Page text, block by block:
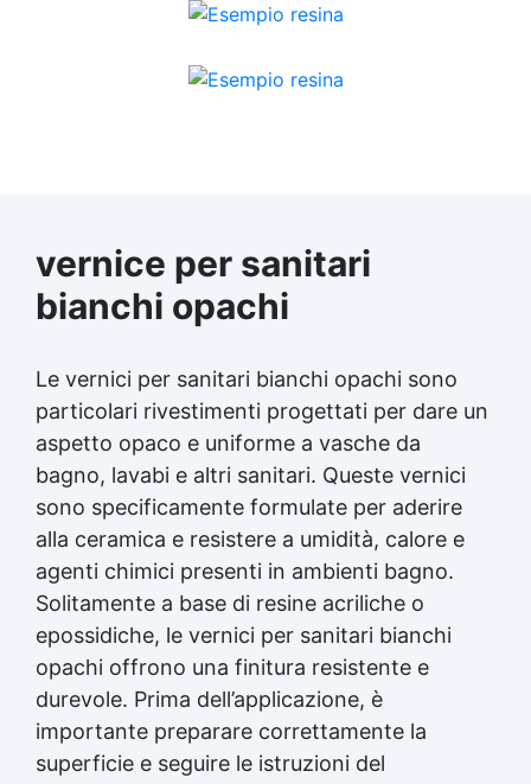
vernice per sanitari
bianchi opachi
Le vernici per sanitari bianchi opachi sono
particolari rivestimenti progettati per dare un
aspetto opaco e uniforme a vasche da
bagno, lavabi e altri sanitari. Queste vernici
sono specificamente formulate per aderire
alla ceramica e resistere a umidità, calore e
agenti chimici presenti in ambienti bagno.
Solitamente a base di resine acriliche o
epossidiche, le vernici per sanitari bianchi
opachi offrono una finitura resistente e
durevole. Prima dell’applicazione, è
importante preparare correttamente la
superficie e seguire le istruzioni del